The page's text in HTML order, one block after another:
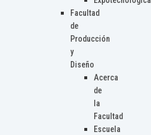
Facultad
de
Producción
y
Diseño
Acerca
de
la
Facultad
Escuela